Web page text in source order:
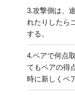
3.攻撃側は、
れたりしたら
する。
4.ペアで何点
てもペアの得
時に新しくペ